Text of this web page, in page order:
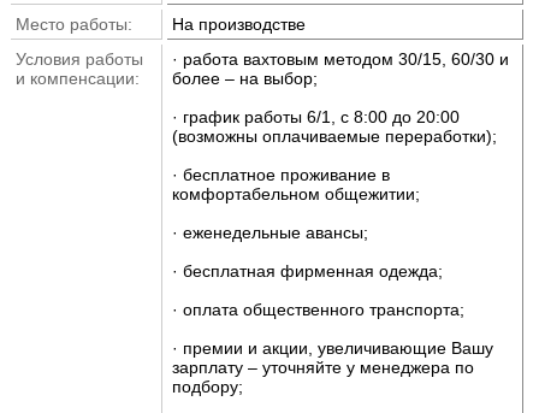
Место работы:
На производстве
Условия работы
и компенсации:
· работа вахтовым методом 30/15, 60/30 и
более – на выбор;
· график работы 6/1, с 8:00 до 20:00
(возможны оплачиваемые переработки);
· бесплатное проживание в
комфортабельном общежитии;
· еженедельные авансы;
· бесплатная фирменная одежда;
· оплата общественного транспорта;
· премии и акции, увеличивающие Вашу
зарплату – уточняйте у менеджера по
подбору;